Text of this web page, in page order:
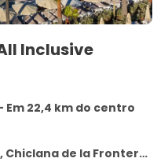
Inclusive
22,4 km do centro
de la Frontera 11130